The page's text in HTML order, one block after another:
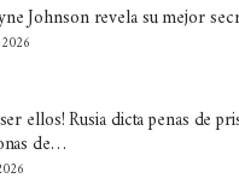
Johnson revela su mejor
ellos! Rusia dicta penas de
de…